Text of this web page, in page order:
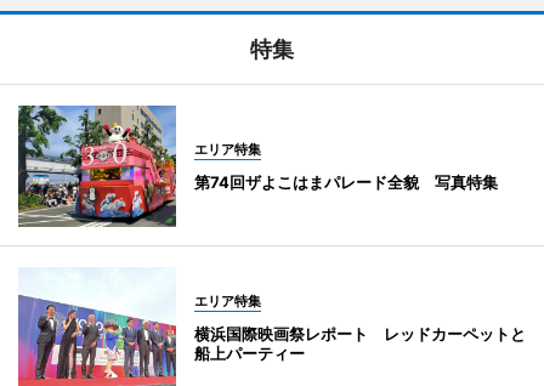
特集
エリア特集
第74回ザよこはまパレード全貌 写真特集
エリア特集
横浜国際映画祭レポート レッドカーペットと
船上パーティー